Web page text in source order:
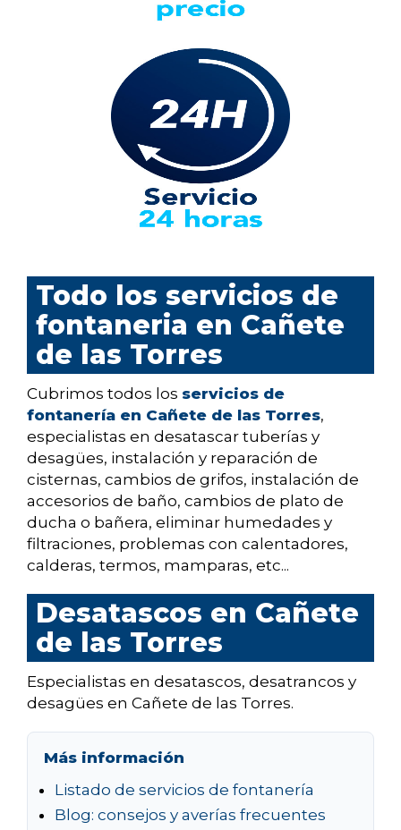
Todo los servicios de
fontaneria en Cañete
de las Torres
Cubrimos todos los servicios de
fontanería en Cañete de las Torres,
especialistas en desatascar tuberías y
desagües, instalación y reparación de
cisternas, cambios de grifos, instalación de
accesorios de baño, cambios de plato de
ducha o bañera, eliminar humedades y
filtraciones, problemas con calentadores,
calderas, termos, mamparas, etc...
Desatascos en Cañete
de las Torres
Especialistas en desatascos, desatrancos y
desagües en Cañete de las Torres.
Más información
Listado de servicios de fontanería
Blog: consejos y averías frecuentes